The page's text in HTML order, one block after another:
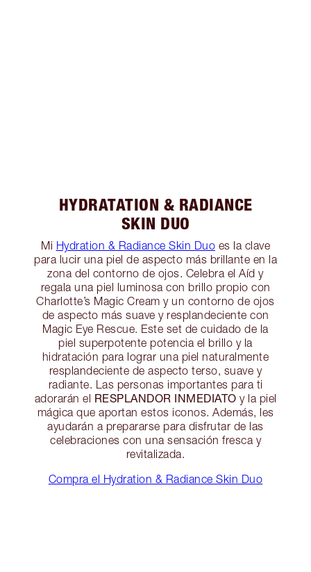
HYDRATATION & RADIANCE
SKIN DUO
Mi Hydration & Radiance Skin Duo es la clave
para lucir una piel de aspecto más brillante en la
zona del contorno de ojos. Celebra el Aíd y
regala una piel luminosa con brillo propio con
Charlotte’s Magic Cream y un contorno de ojos
de aspecto más suave y resplandeciente con
Magic Eye Rescue. Este set de cuidado de la
piel superpotente potencia el brillo y la
hidratación para lograr una piel naturalmente
resplandeciente de aspecto terso, suave y
radiante. Las personas importantes para ti
adorarán el RESPLANDOR INMEDIATO y la piel
mágica que aportan estos iconos. Además, les
ayudarán a prepararse para disfrutar de las
celebraciones con una sensación fresca y
revitalizada.
Compra el Hydration & Radiance Skin Duo